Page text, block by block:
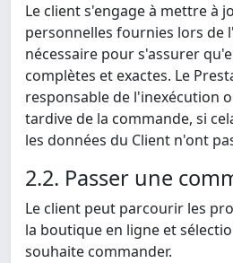
Le client s'engage à mettre à
personnelles fournies lors de
nécessaire pour s'assurer
complètes et exactes. Le
responsable de l'inexécution
tardive de la commande, si
les données du Client n'ont
2.2. Passer une
Le client peut parcourir les
la boutique en ligne et
souhaite commander.